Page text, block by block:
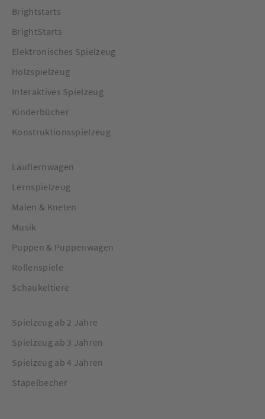
Brightstarts
BrightStarts
Elektronisches Spielzeug
Holzspielzeug
Interaktives Spielzeug
Kinderbücher
Konstruktionsspielzeug
Lauflernwagen
Lernspielzeug
Malen & Kneten
Musik
Puppen & Puppenwagen
Rollenspiele
Schaukeltiere
Spielzeug ab 2 Jahre
Spielzeug ab 3 Jahren
Spielzeug ab 4 Jahren
Stapelbecher